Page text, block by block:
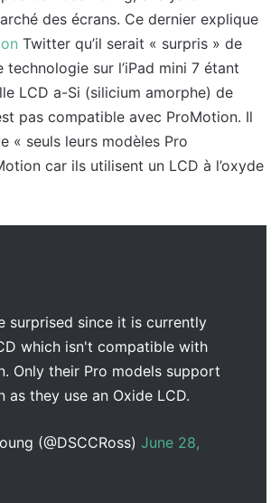
des écrans. Ce dernier explique
Twitter qu’il serait « surpris » de
sur l’iPad mini 7 étant
LCD a-Si (silicium amorphe) de
pas compatible avec ProMotion. Il
« seuls leurs modèles Pro
car ils utilisent un LCD à l’oxyde
surprised since it is currently
which isn't compatible with
Only their Pro models support
as they use an Oxide LCD.
(@DSCCRoss) June 28,